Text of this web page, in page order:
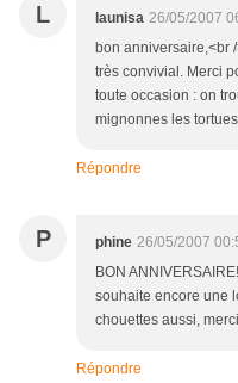
L launisa 26/05/2007
bon anniversaire,<br
très convivial. Merci
toute occasion : on
mignonnes les
Répondre
P phine 26/05/2007
BON
souhaite encore une
chouettes aussi,
Répondre